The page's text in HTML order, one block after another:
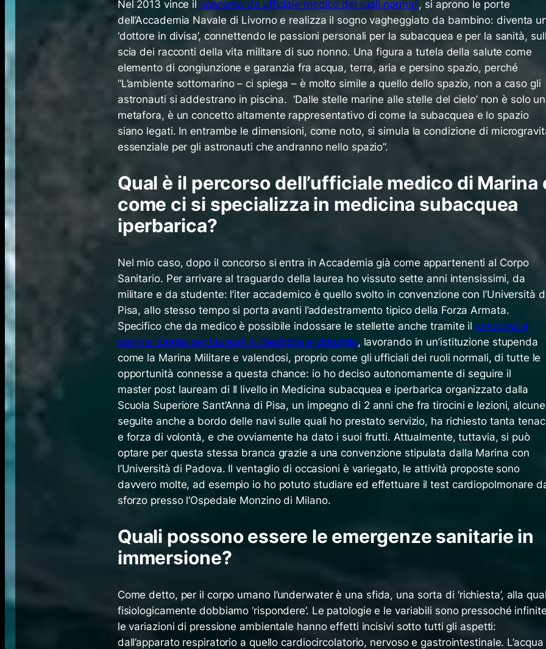
Nel 2013 vince il concorso da ufficiale medico dei ruoli normali, si aprono le porte
dell’Accademia Navale di Livorno e realizza il sogno vagheggiato da bambino: diventa
‘dottore in divisa’, connettendo le passioni personali per la subacquea e per la sanità,
scia dei racconti della vita militare di suo nonno. Una figura a tutela della salute come
elemento di congiunzione e garanzia fra acqua, terra, aria e persino spazio, perché
“L’ambiente sottomarino – ci spiega – è molto simile a quello dello spazio, non a caso gli
astronauti si addestrano in piscina. ‘Dalle stelle marine alle stelle del cielo’ non è solo
metafora, è un concetto altamente rappresentativo di come la subacquea e lo spazio
siano legati. In entrambe le dimensioni, come noto, si simula la condizione di
essenziale per gli astronauti che andranno nello spazio”.
Qual è il percorso dell’ufficiale medico di Marina
come ci si specializza in medicina subacquea
iperbarica?
Nel mio caso, dopo il concorso si entra in Accademia già come appartenenti al Corpo
Sanitario. Per arrivare al traguardo della laurea ho vissuto sette anni intensissimi, da
militare e da studente: l’iter accademico è quello svolto in convenzione con l’Università
Pisa, allo stesso tempo si porta avanti l’addestramento tipico della Forza Armata.
Specifico che da medico è possibile indossare le stellette anche tramite il concorso a
nomina dire​tta per laureati in Medicina e chirurgia, lavorando in un’istituzione stupenda
come la Marina Militare e valendosi, proprio come gli ufficiali dei ruoli normali, di tutte le
opportunità connesse a questa chance: io ho deciso autonomamente di seguire il
master post lauream di II livello in Medicina subacquea e iperbarica organizzato dalla
Scuola Superiore Sant’Anna di Pisa, un impegno di 2 anni che fra tirocini e lezioni, alcune
seguite anche a bordo delle navi sulle quali ho prestato servizio, ha richiesto tanta
e forza di volontà, e che ovviamente ha dato i suoi frutti. Attualmente, tuttavia, si può
optare per questa stessa branca grazie a una convenzione stipulata dalla Marina con
l’Università di Padova. Il ventaglio di occasioni è variegato, le attività proposte sono
davvero molte, ad esempio io ho potuto studiare ed effettuare il test cardiopolmonare
sforzo presso l’Ospedale Monzino di Milano.
Quali possono essere le emergenze sanitarie in
immersione?
Come detto, per il corpo umano l’underwaterè una sfida, una sorta di ‘richiesta’, alla
fisiologicamente dobbiamo ‘rispondere’. Le patologie e le variabili sono pressoché
le variazioni di pressione ambientale hanno effetti incisivi sotto tutti gli aspetti:
dall’apparato respiratorio a quello cardiocircolatorio, nervoso e gastrointestinale. L’acqua